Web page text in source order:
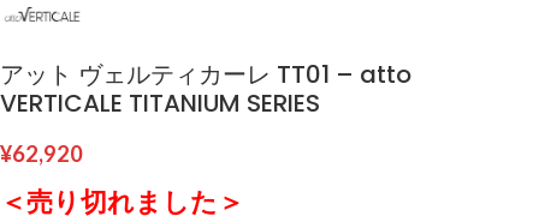
アット ヴェルティカーレ TT01 – atto
VERTICALE TITANIUM SERIES
¥62,920
＜売り切れました＞